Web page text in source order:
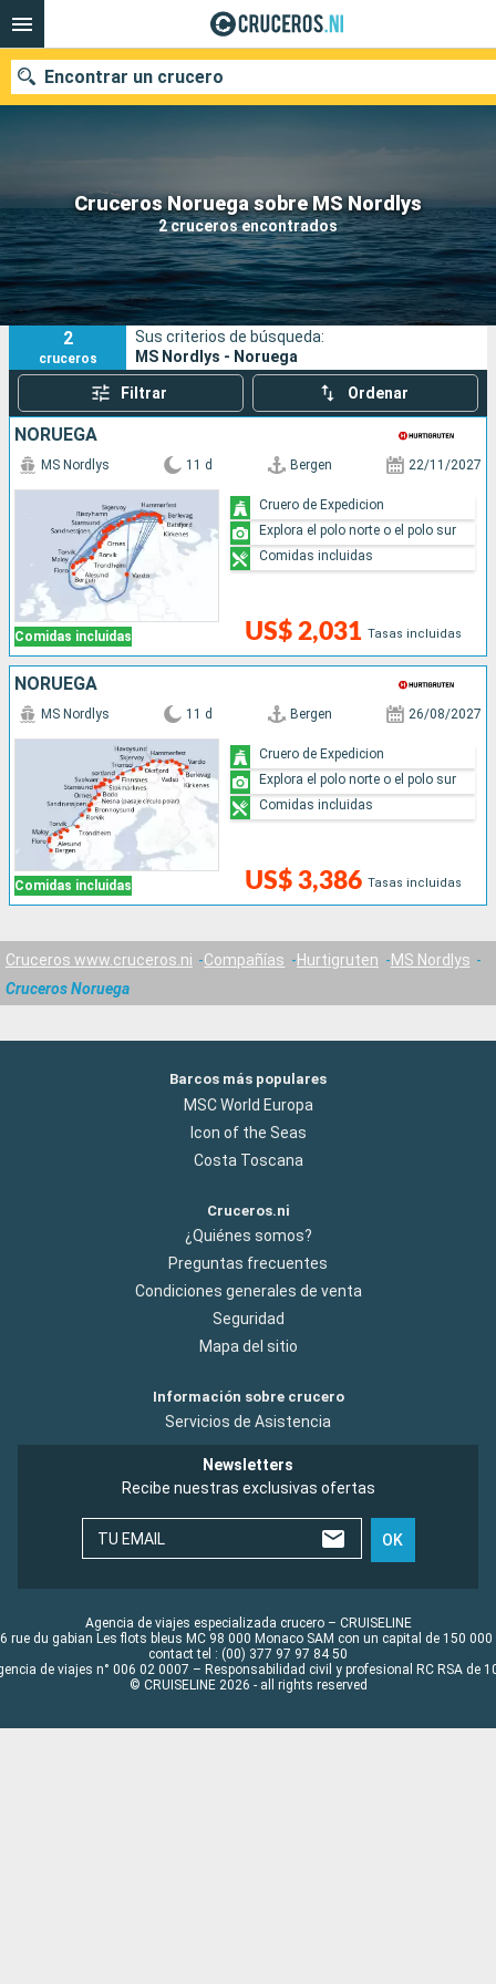
Cruceros Noruega sobre MS Nordlys
2 cruceros encontrados
Encontrar un crucero
Nuestros destinos
Fecha de salida
Puertos Compañías
Buscar
2
cruceros
Sus criterios de búsqueda:
MS Nordlys - Noruega
Filtrar Ordenar
NORUEGA
Comidas incluidas
MS Nordlys 11 d Bergen 22/11/2027
US$ 2,031 Tasas incluidas
Cruero de Expedicion
Explora el polo norte o el polo sur
Comidas incluidas
NORUEGA
Comidas incluidas
MS Nordlys 11 d Bergen 26/08/2027
US$ 3,386 Tasas incluidas
Cruero de Expedicion
Explora el polo norte o el polo sur
Comidas incluidas
Cruceros www.cruceros.ni Compañías Hurtigruten
MS Nordlys
Cruceros Noruega
Barcos más populares
MSC World Europa
Icon of the Seas
Costa Toscana
Cruceros.ni
¿Quiénes somos?
Preguntas frecuentes
Condiciones generales de venta
Seguridad
Mapa del sitio
Información sobre crucero
Servicios de Asistencia
Newsletters
Recibe nuestras exclusivas ofertas
TU EMAIL OK
Agencia de viajes especializada crucero – CRUISELINE
rue du gabian Les flots bleus MC 98 000 Monaco SAM con un capital de 150 000
contact tel : (00) 377 97 97 84 50
de viajes n° 006 02 0007 – Responsabilidad civil y profesional RC RSA de
© CRUISELINE 2026 - all rights reserved